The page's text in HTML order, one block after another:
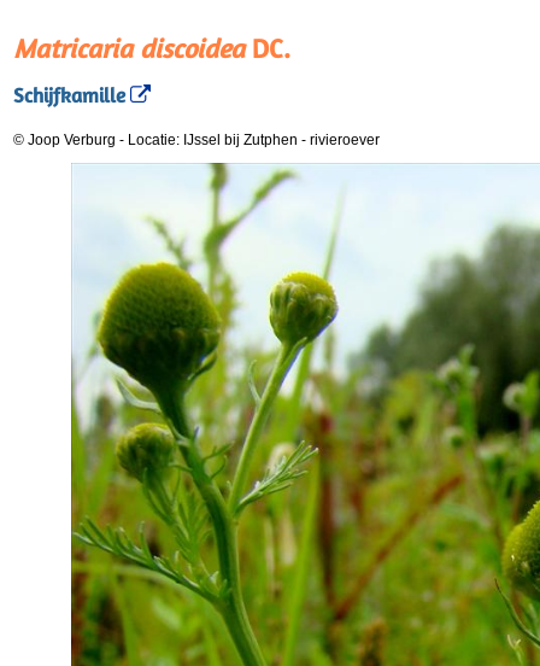
Matricaria discoideaDC.
Schijfkamille
© Joop Verburg - Locatie: IJssel bij Zutphen - rivieroever